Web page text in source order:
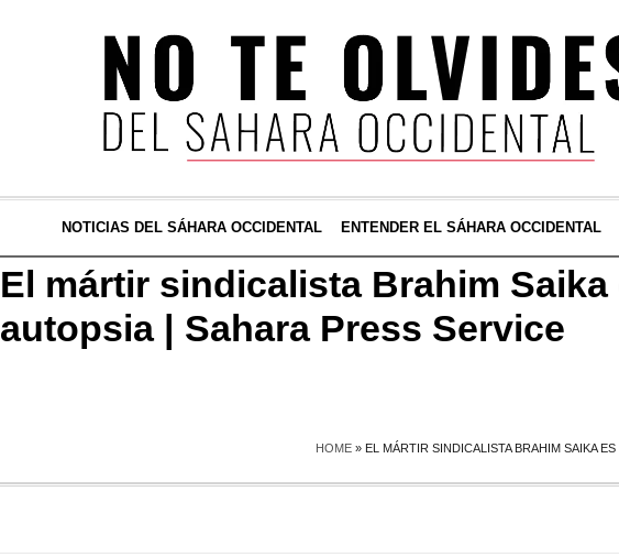
NOTICIAS DEL SÁHARA OCCIDENTAL ENTENDER EL SÁHARA OCCIDENTAL
El mártir sindicalista Brahim
autopsia | Sahara Press Service
HOME » EL MÁRTIR SINDICALISTA BRAHIM SAIKA